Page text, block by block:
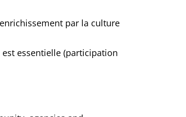
par la culture
essentielle (participation